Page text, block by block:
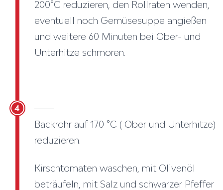
200°C reduzieren, den Rollraten wenden,
eventuell noch Gemüsesuppe angießen
und weitere 60 Minuten bei Ober- und
Unterhitze schmoren.
4
Backrohr auf 170 °C ( Ober und Unterhitze)
reduzieren.
Kirschtomaten waschen, mit Olivenöl
beträufeln, mit Salz und schwarzer Pfeffer